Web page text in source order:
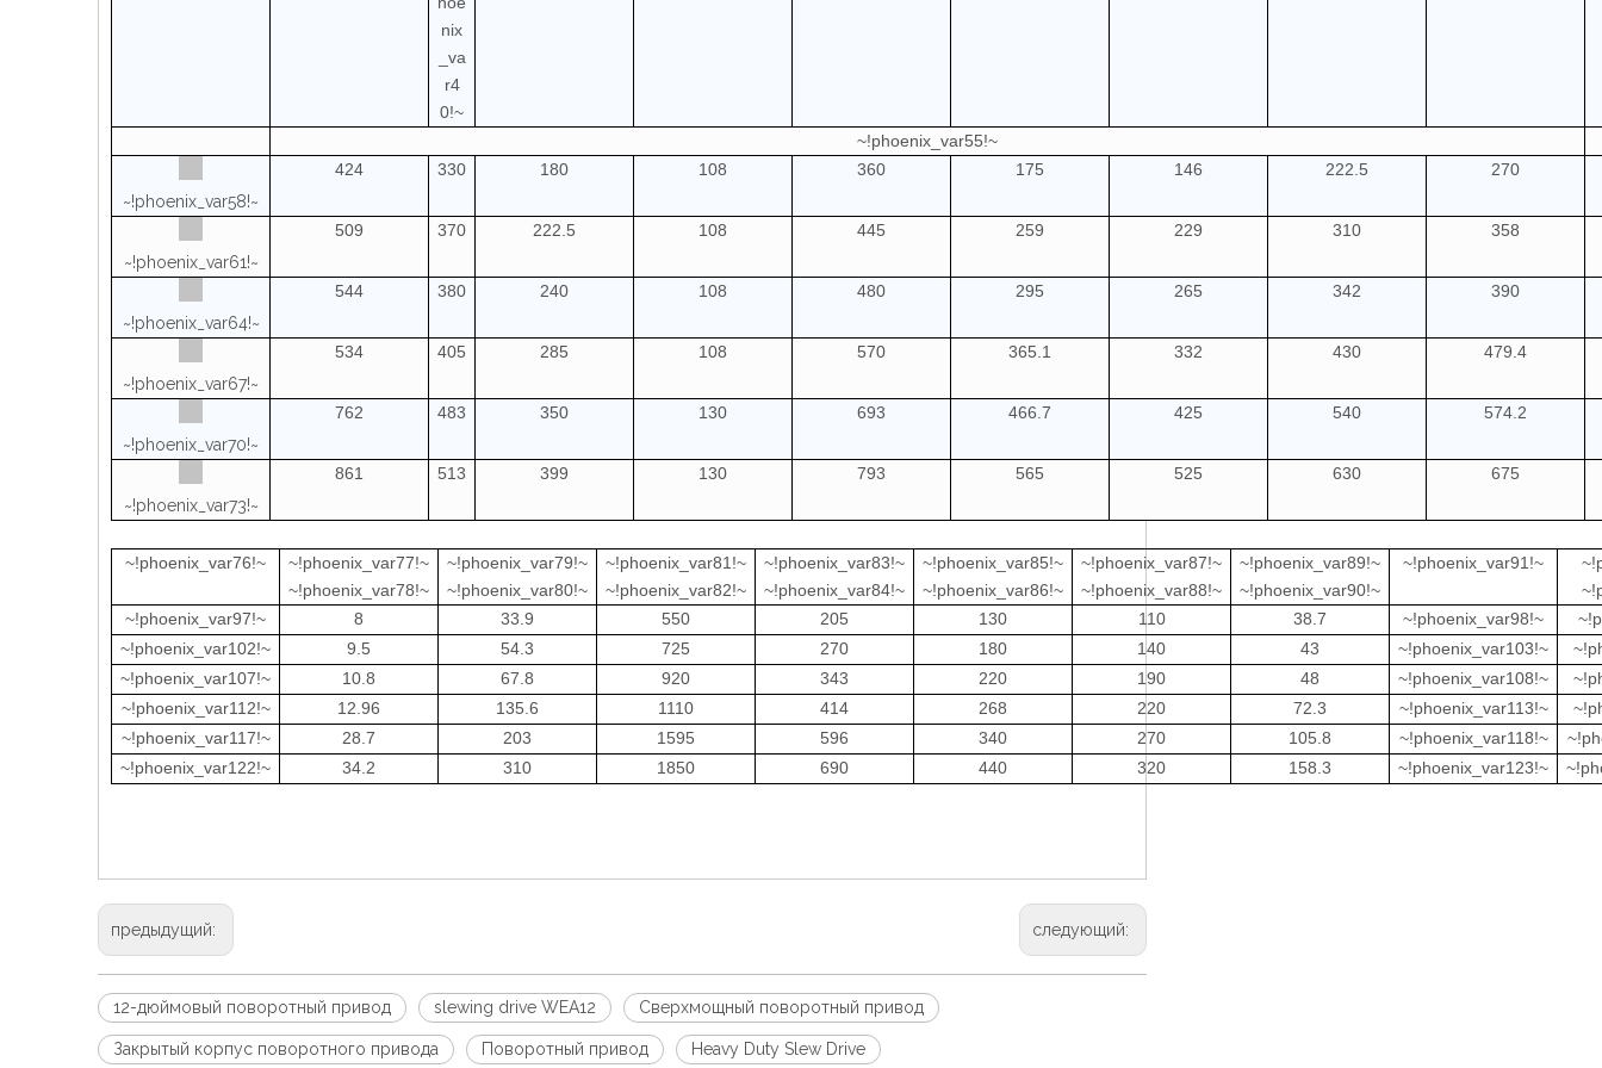
nix
_va
r4
0!~
~!phoenix_var55!~
~!phoenix_var58!~
424 330 180 108 360 175 146 222.5 270
~!phoenix_var61!~
509 370 222.5 108 445 259 229 310 358
~!phoenix_var64!~
544 380 240 108 480 295 265 342 390
~!phoenix_var67!~
534 405 285 108 570 365.1 332 430 479.4
~!phoenix_var70!~
762 483 350 130 693 466.7 425 540 574.2
~!phoenix_var73!~
861 513 399 130 793 565 525 630 675
~!phoenix_var76!~
~!phoenix_var77!~
~!phoenix_var78!~
~!phoenix_var79!~
~!phoenix_var80!~
~!phoenix_var81!~
~!phoenix_var82!~
~!phoenix_var83!~
~!phoenix_var84!~
~!phoenix_var85!~
~!phoenix_var86!~
~!phoenix_var87!~
~!phoenix_var88!~
~!phoenix_var89!~
~!phoenix_var90!~
~!phoenix_var91!~
~!phoenix_var97!~
8 33.9 550 205 130 110 38.7 ~!phoenix_var98!~
~!phoenix_var102!~
9.5 54.3 725 270 180 140 43 ~!phoenix_var103!~
~!phoenix_var107!~
10.8 67.8 920 343 220 190 48 ~!phoenix_var108!~
~!phoenix_var112!~
12.96 135.6 1110 414 268 220 72.3 ~!phoenix_var113!~
~!phoenix_var117!~
28.7 203 1595 596 340 270 105.8 ~!phoenix_var118!~
~!phoenix_var122!~
34.2 310 1850 690 440 320 158.3 ~!phoenix_var123!~
предыдущий: следующий:
12-дюймовый поворотный привод slewing drive WEA12 Сверхмощный поворотный привод
Закрытый корпус поворотного привода Поворотный привод Heavy Duty Slew Drive